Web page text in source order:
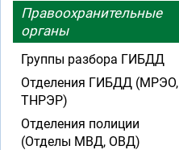
Правоохранительные
органы
Группы разбора ГИБДД
Отделения ГИБДД (МРЭО,
ТНРЭР)
Отделения полиции
(Отделы МВД, ОВД)